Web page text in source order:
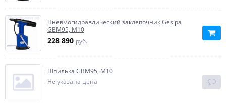
Пневмогидравлический заклепочник Gesipa
GBM95, M10
228 890 руб.
Шпилька GBM95, М10
Не указана цена